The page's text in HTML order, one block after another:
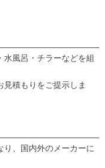
水風呂・チラーなどを組
積もりをご提示しま
り、国内外のメーカーに